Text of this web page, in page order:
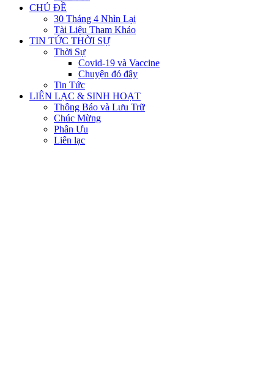
CHỦ ĐỀ
30 Tháng 4 Nhìn Lại
Tài Liệu Tham Khảo
TIN TỨC THỜI SỰ
Thời Sự
Covid-19 và Vaccine
Chuyện đó đây
Tin Tức
LIÊN LẠC & SINH HOẠT
Thông Báo và Lưu Trữ
Chúc Mừng
Phân Ưu
Liên lạc